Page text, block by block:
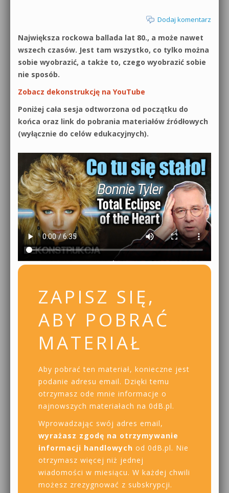
Dodaj komentarz
Największa rockowa ballada lat 80., a może nawet
wszech czasów. Jest tam wszystko, co tylko można
sobie wyobrazić, a także to, czego wyobrazić sobie
nie sposób.
Zobacz dekonstrukcję na YouTube
Poniżej cała sesja odtworzona od początku do
końca oraz link do pobrania materiałów źródłowych
(wyłącznie do celów edukacyjnych).
ZAPISZ SIĘ,
ABY POBRAĆ
MATERIAŁ
Aby pobrać ten materiał, konieczne jest
podanie adresu email. Dzięki temu
otrzymasz ode mnie informacje o
najnowszych materiałach na 0dB.pl.
Wprowadzając swój adres email,
wyrażasz zgodę na otrzymywanie
informacji handlowych od 0dB.pl. Nie
otrzymasz więcej niż jednej
wiadomości w miesiącu. W każdej chwili
możesz zrezygnować z subskrypcji.